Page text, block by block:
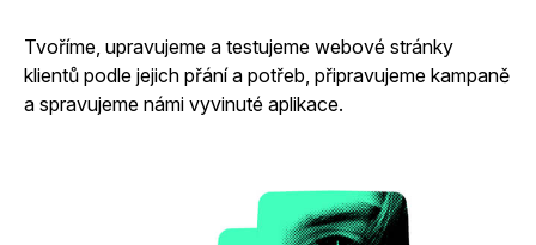
Tvoříme, upravujeme a testujeme webové stránky
klientů podle jejich přání a potřeb, připravujeme kampaně
a spravujeme námi vyvinuté aplikace.